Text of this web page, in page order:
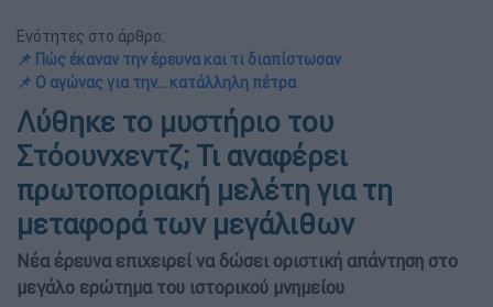
Ενότητες στο άρθρο:
📌 Πώς έκαναν την έρευνα και τι διαπίστωσαν
📌 Ο αγώνας για την... κατάλληλη πέτρα
Λύθηκε το μυστήριο του
Στόουνχεντζ; Τι αναφέρει
πρωτοποριακή μελέτη για τη
μεταφορά των μεγάλιθων
Νέα έρευνα επιχειρεί να δώσει οριστική απάντηση στο
μεγάλο ερώτημα του ιστορικού μνημείου